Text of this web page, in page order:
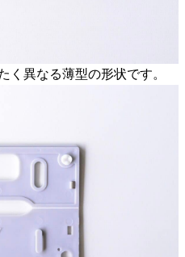
く異なる薄型の形状です。